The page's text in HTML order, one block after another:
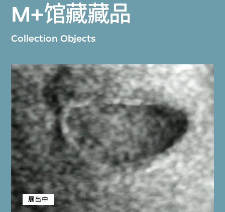
M+馆藏藏品
Collection Objects
展出中